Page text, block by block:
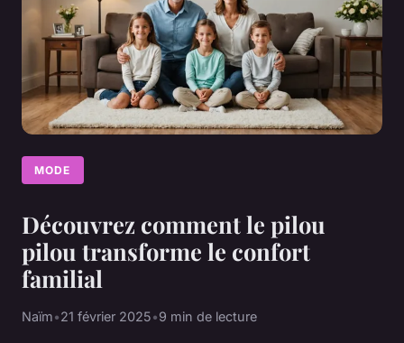
MODE
Découvrez comment le pilou
pilou transforme le confort
familial
Naïm•21 février 2025•9 min de lecture